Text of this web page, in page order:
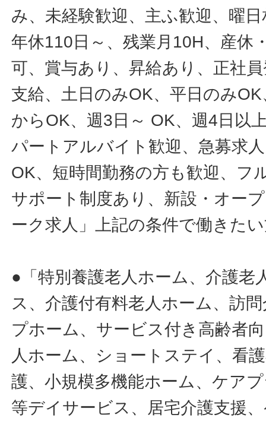
み、未経験歓迎、主ふ歓迎、曜
年休110日～、残業月10H、産休
可、賞与あり、昇給あり、正社
支給、土日のみOK、平日のみ
からOK、週3日～ OK、週4日以
パートアルバイト歓迎、急募求
OK、短時間勤務の方も歓迎、フ
サポート制度あり、新設・オー
ーク求人」上記の条件で働きた
●「特別養護老人ホーム、介護老
ス、介護付有料老人ホーム、訪
プホーム、サービス付き高齢者
人ホーム、ショートステイ、看
護、小規模多機能ホーム、ケア
等デイサービス、居宅介護支援